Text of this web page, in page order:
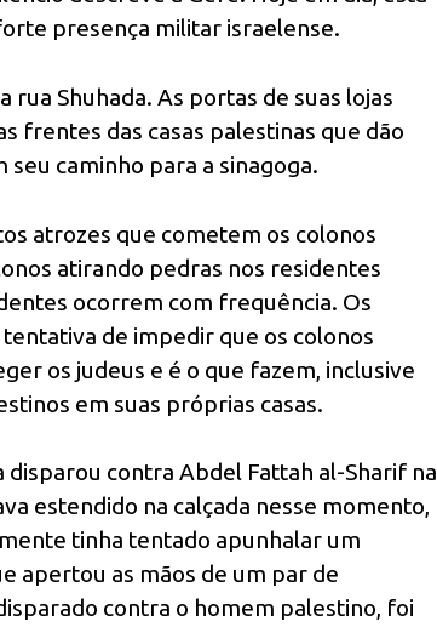
presença militar israelense.
Shuhada. As portas de suas lojas
frentes das casas palestinas que dão
seu caminho para a sinagoga.
atrozes que cometem os colonos
atirando pedras nos residentes
ocorrem com frequência. Os
de impedir que os colonos
os judeus e é o que fazem, inclusive
em suas próprias casas.
contra Abdel Fattah al-Sharif na
estendido na calçada nesse momento,
tinha tentado apunhalar um
apertou as mãos de um par de
contra o homem palestino, foi